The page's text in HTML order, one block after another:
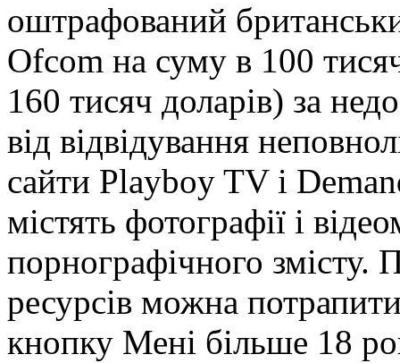
оштрафований
Ofcom на суму в 100
160 тисяч доларів) за
від відвідування
сайти Playboy TV і
містять фотографії і
порнографічного змісту.
ресурсів можна
кнопку Мені більше 18